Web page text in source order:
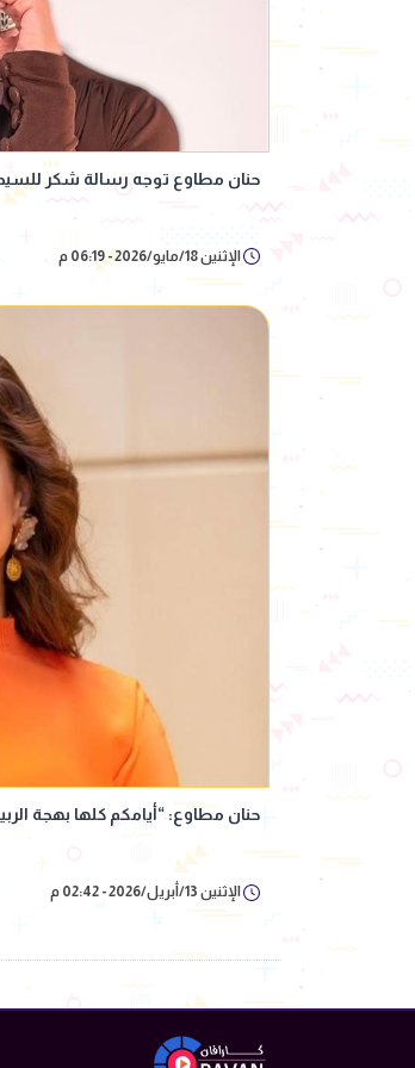
حنان مطاوع توجه رسالة شكر
الإثنين 18/مايو/2026 - 06:19 م
حنان مطاوع: “أيامكم كلها بهجة
الإثنين 13/أبريل/2026 - 02:42 م